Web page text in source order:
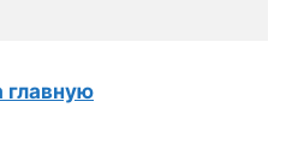
главную